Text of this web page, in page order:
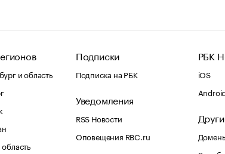
и область
Подписки
Подписка на РБК
Уведомления
RSS Новости
Оповещения RBC.ru
РБК
iOS